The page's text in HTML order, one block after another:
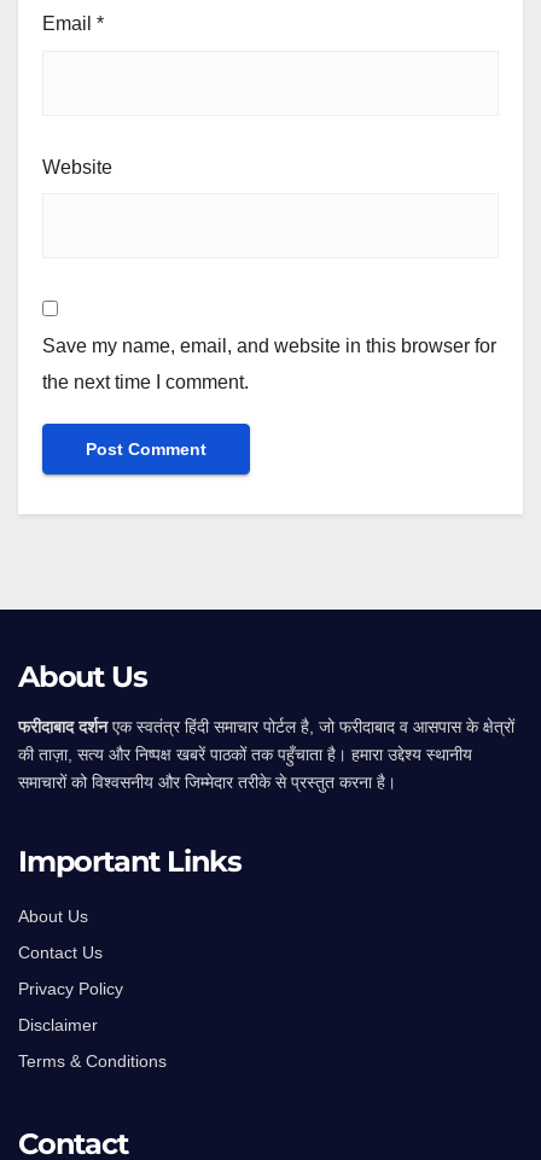
Email *
Website
Save my name, email, and website in this browser for
the next time I comment.
About Us
फरीदाबाद दर्शनएक स्वतंत्र हिंदी समाचार पोर्टल है, जो फरीदाबाद व आसपास के क्षेत्रों
की ताज़ा, सत्य और निष्पक्ष खबरें पाठकों तक पहुँचाता है। हमारा उद्देश्य स्थानीय
समाचारों को विश्वसनीय और जिम्मेदार तरीके से प्रस्तुत करना है।
Important Links
About Us
Contact Us
Privacy Policy
Disclaimer
Terms & Conditions
Contact